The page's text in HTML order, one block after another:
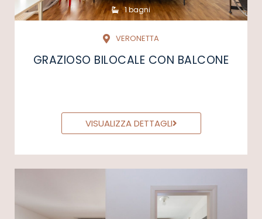
1 bagni
VERONETTA
GRAZIOSO BILOCALE CON BALCONE
VISUALIZZA DETTAGLI